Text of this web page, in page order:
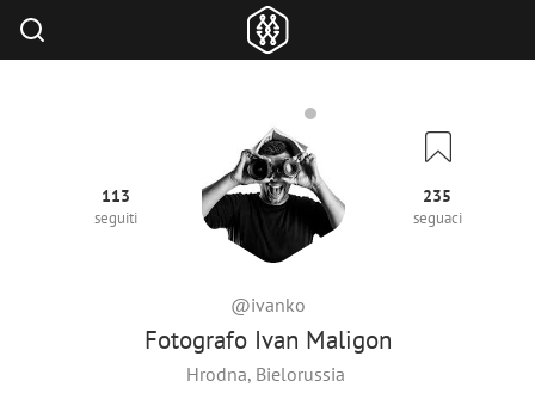
Fotografo Ivan Maligon
@ivanko
113
seguiti
235
seguaci
Hrodna, Bielorussia